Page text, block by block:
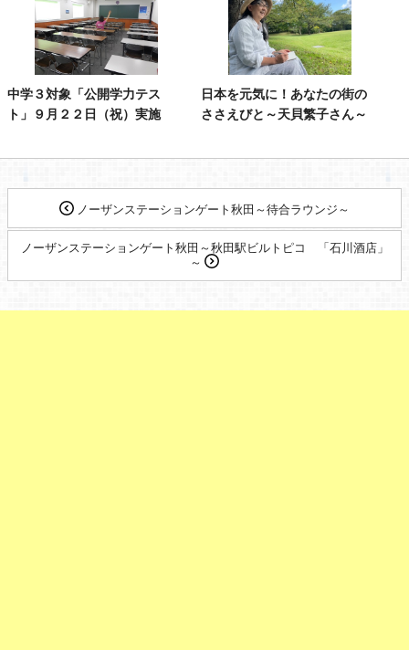
中学３対象「公開学力テス
ト」９月２２日（祝）実施
日本を元気に！あなたの街の
ささえびと～天貝繁子さん～
ノーザンステーションゲート秋田～待合ラウンジ～
ノーザンステーションゲート秋田～秋田駅ビルトピコ 「石川酒店」
～